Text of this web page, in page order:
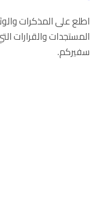
اطلع على المذكرات
المستجدات والقرارات
سفيركم.